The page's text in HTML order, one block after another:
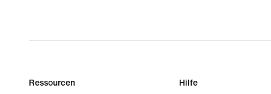
Ressourcen Hilfe